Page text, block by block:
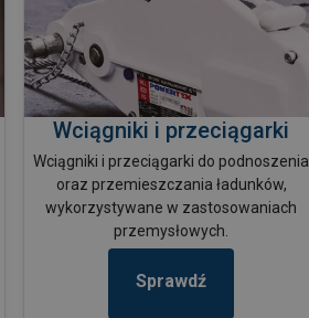
Wciągniki i przeciągarki
Wciągniki i przeciągarki do podnoszenia
oraz przemieszczania ładunków,
wykorzystywane w zastosowaniach
przemysłowych.
Sprawdź